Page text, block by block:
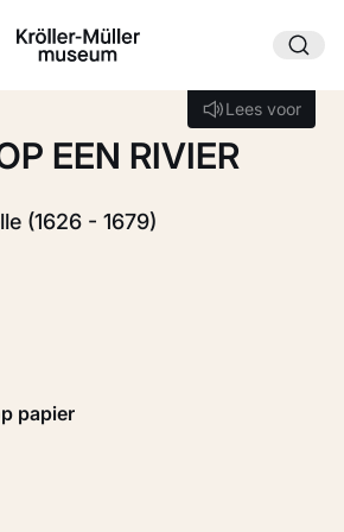
Lees voor
Lees voor
EEN RIVIER
(1626 - 1679)
papier